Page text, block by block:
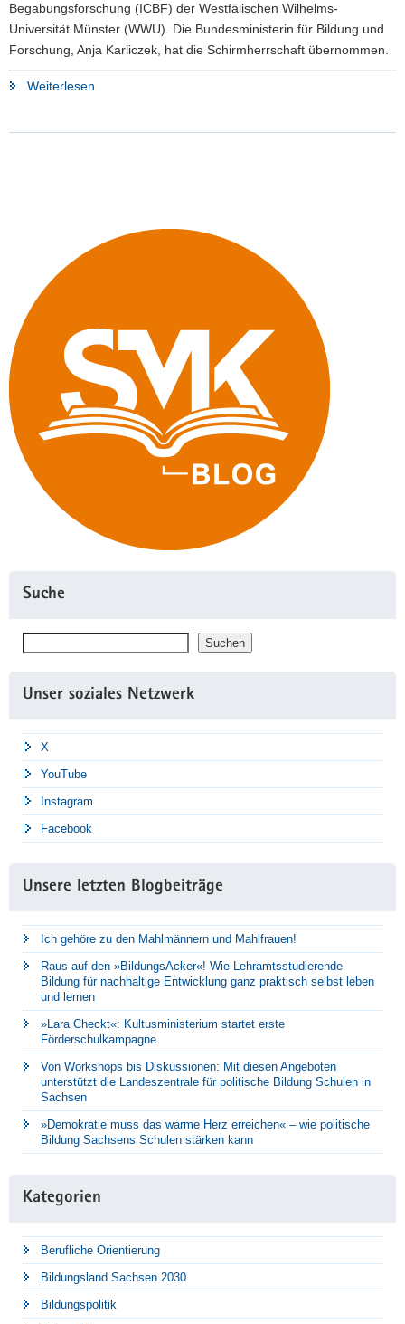
Begabungsforschung (ICBF) der Westfälischen Wilhelms-
Universität Münster (WWU). Die Bundesministerin für Bildung und
Forschung, Anja Karliczek, hat die Schirmherrschaft übernommen.
Weiterlesen
Begabungs-
Suche
Suchen
Unser soziales Netzwerk
X
YouTube
Instagram
Facebook
Unsere letzten Blogbeiträge
Ich gehöre zu den Mahlmännern und Mahlfrauen!
Raus auf den »BildungsAcker«! Wie Lehramtsstudierende
Bildung für nachhaltige Entwicklung ganz praktisch selbst leben
und lernen
»Lara Checkt«: Kultusministerium startet erste
Förderschulkampagne
Von Workshops bis Diskussionen: Mit diesen Angeboten
unterstützt die Landeszentrale für politische Bildung Schulen in
Sachsen
»Demokratie muss das warme Herz erreichen« – wie politische
Bildung Sachsens Schulen stärken kann
Kategorien
Berufliche Orientierung
Bildungsland Sachsen 2030
Bildungspolitik